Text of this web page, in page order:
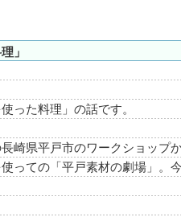
」
った料理」の話です。
崎県平戸市のワークショップ
っての「平戸素材の劇場」。